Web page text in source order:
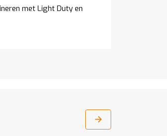
met Light Duty en